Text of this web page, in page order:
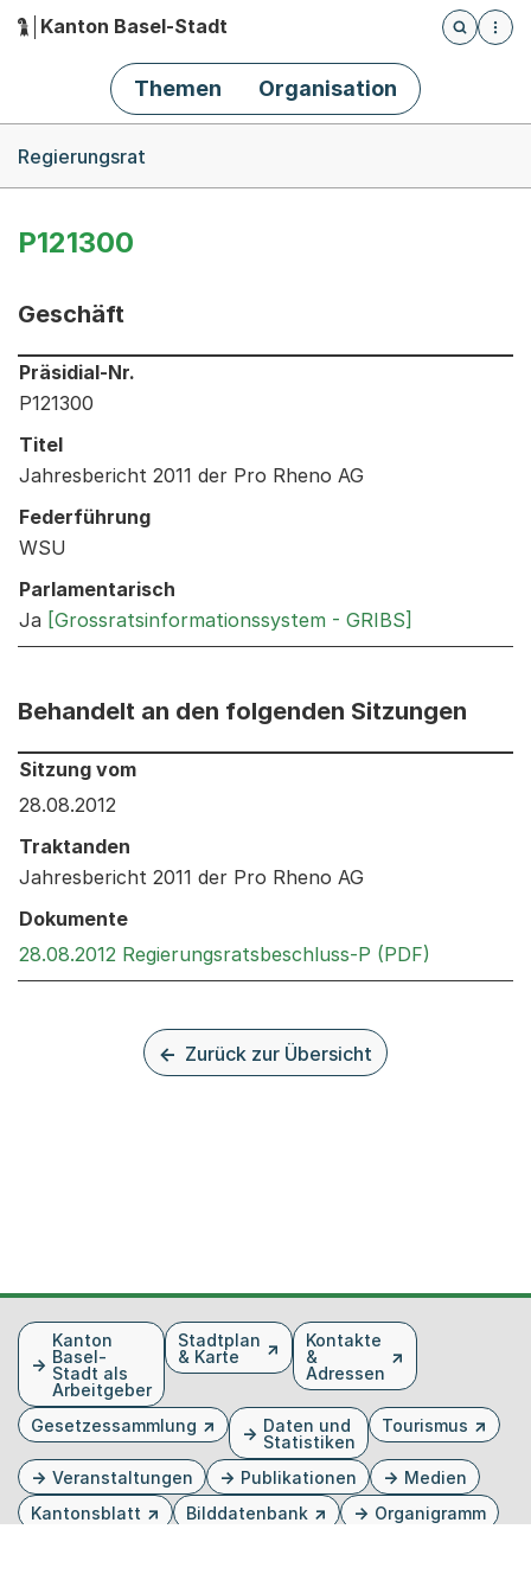
Hauptnavigation
Kanton Basel-Stadt
Öffnet
Themen Organisation
Regierungsrat
P121300
Geschäft
Informationen zum Ausgewählten Geschäft
Präsidial-Nr.
P121300
Titel
Jahresbericht 2011 der Pro Rheno AG
Federführung
WSU
Parlamentarisch
Ja [Grossratsinformationssystem - GRIBS]
Behandelt an den folgenden Sitzungen
Behandelt an den folgenden Sitzungen: Informationen
Sitzung vom
28.08.2012
Traktanden
Jahresbericht 2011 der Pro Rheno AG
Dokumente
28.08.2012 Regierungsratsbeschluss-P (PDF)
Zurück zur Übersicht
FusszeileKanton
Basel-
Stadt als
Arbeitgeber
Stadtplan
& Karte
Kontakte
&
Adressen
Gesetzessammlung
Daten und
Statistiken
Tourismus
Veranstaltungen Publikationen
Medien
Kantonsblatt
Bilddatenbank
Organigramm